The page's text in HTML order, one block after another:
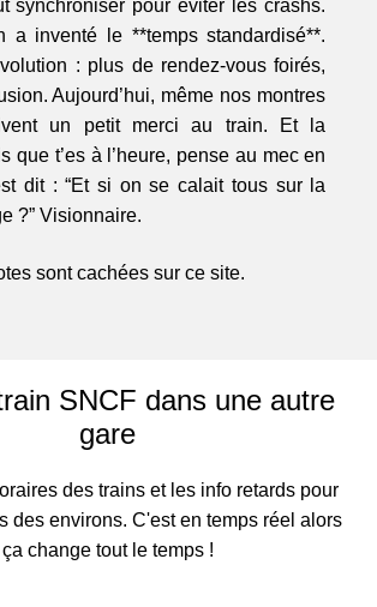
synchroniser pour éviter les crashs.
a inventé le **temps standardisé**.
: plus de rendez-vous foirés,
Aujourd’hui, même nos montres
un petit merci au train. Et la
que t’es à l’heure, pense au mec en
dit : “Et si on se calait tous sur la
?” Visionnaire.
sont cachées sur ce site.
SNCF dans une autre
gare
des trains et les info retards pour
des environs. C'est en temps réel alors
ça change tout le temps !